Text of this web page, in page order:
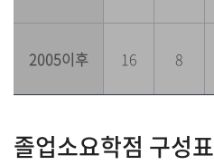
2005이후 16 8
졸업소요학점 구성표